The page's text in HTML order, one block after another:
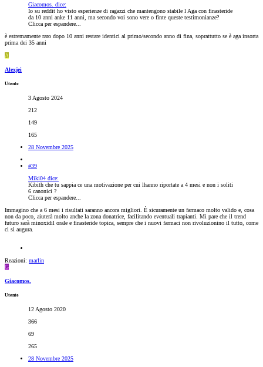
Giacomos. dice:
Io su reddit ho visto esperienze di ragazzi che mantengono stabile l Aga con finasteride
da 10 anni anke 11 anni, ma secondo voi sono vere o finte queste testimonianze?
Clicca per espandere...
è estremamente raro dopo 10 anni restare identici al primo/secondo anno di fina, soprattutto se è aga insorta
prima dei 35 anni
A
Alexjei
Utente
3 Agosto 2024
212
149
165
28 Novembre 2025
#39
Miki04 dice:
Kibith che tu sappia ce una motivazione per cui lhanno riportate a 4 mesi e non i soliti
6 canonici ?
Clicca per espandere...
Immagino che a 6 mesi i risultati saranno ancora migliori. È sicuramente un farmaco molto valido e, cosa
non da poco, aiuterà molto anche la zona donatrice, facilitando eventuali trapianti. Mi pare che il trend
futuro sarà minoxidil orale e finasteride topica, sempre che i nuovi farmaci non rivoluzionino il tutto, come
ci si augura.
Reazioni: marlin
G
Giacomos.
Utente
12 Agosto 2020
366
69
265
28 Novembre 2025